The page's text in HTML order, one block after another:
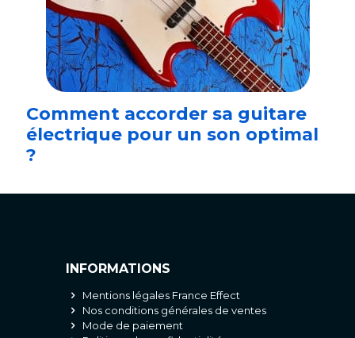
Comment accorder sa guitare
électrique pour un son optimal
?
INFORMATIONS
Mentions légales France Effect
Nos conditions générales de ventes
Mode de paiement